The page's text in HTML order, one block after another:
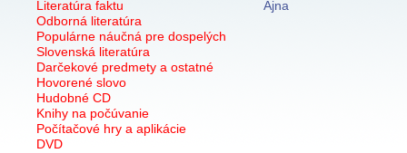
Literatúra faktu
Odborná literatúra
Populárne náučná pre dospelých
Slovenská literatúra
Darčekové predmety a ostatné
Hovorené slovo
Hudobné CD
Knihy na počúvanie
Počítačové hry a aplikácie
DVD
Ajna